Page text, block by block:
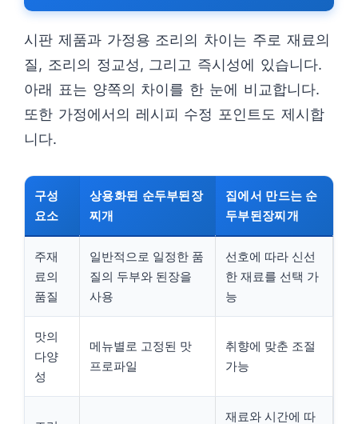
시판 제품과 가정용 조리의 차이는 주로 재료의
질, 조리의 정교성, 그리고 즉시성에 있습니다.
아래 표는 양쪽의 차이를 한 눈에 비교합니다.
또한 가정에서의 레시피 수정 포인트도 제시합
니다.
구성
요소
상용화된 순두부된장
찌개
집에서 만드는 순
두부된장찌개
주재
료의
품질
일반적으로 일정한 품
질의 두부와 된장을
사용
선호에 따라 신선
한 재료를 선택 가
능
맛의
다양
성
메뉴별로 고정된 맛
프로파일
취향에 맞춘 조절
가능
재료와 시간에 따